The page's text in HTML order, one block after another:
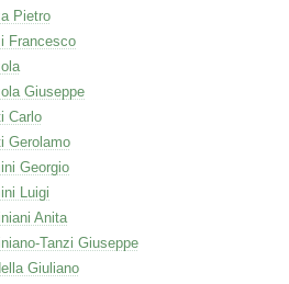
Pietro
Francesco
Giuseppe
Carlo
Gerolamo
Georgio
Luigi
Anita
Tanzi Giuseppe
Giuliano